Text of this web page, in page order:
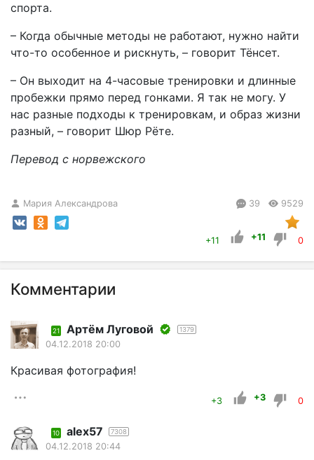
спорта.
– Когда обычные методы не работают, нужно найти
что-то особенное и рискнуть, – говорит Тёнсет.
– Он выходит на 4-часовые тренировки и длинные
пробежки прямо перед гонками. Я так не могу. У
нас разные подходы к тренировкам, и образ жизни
разный, – говорит Шюр Рёте.
Перевод с норвежского
Мария Александрова 39 9529
+11 +11 0
Комментарии
21 Артём Луговой 1379
04.12.2018 20:00
Красивая фотография!
+3 +3 0
10 alex57 7308
04.12.2018 20:44